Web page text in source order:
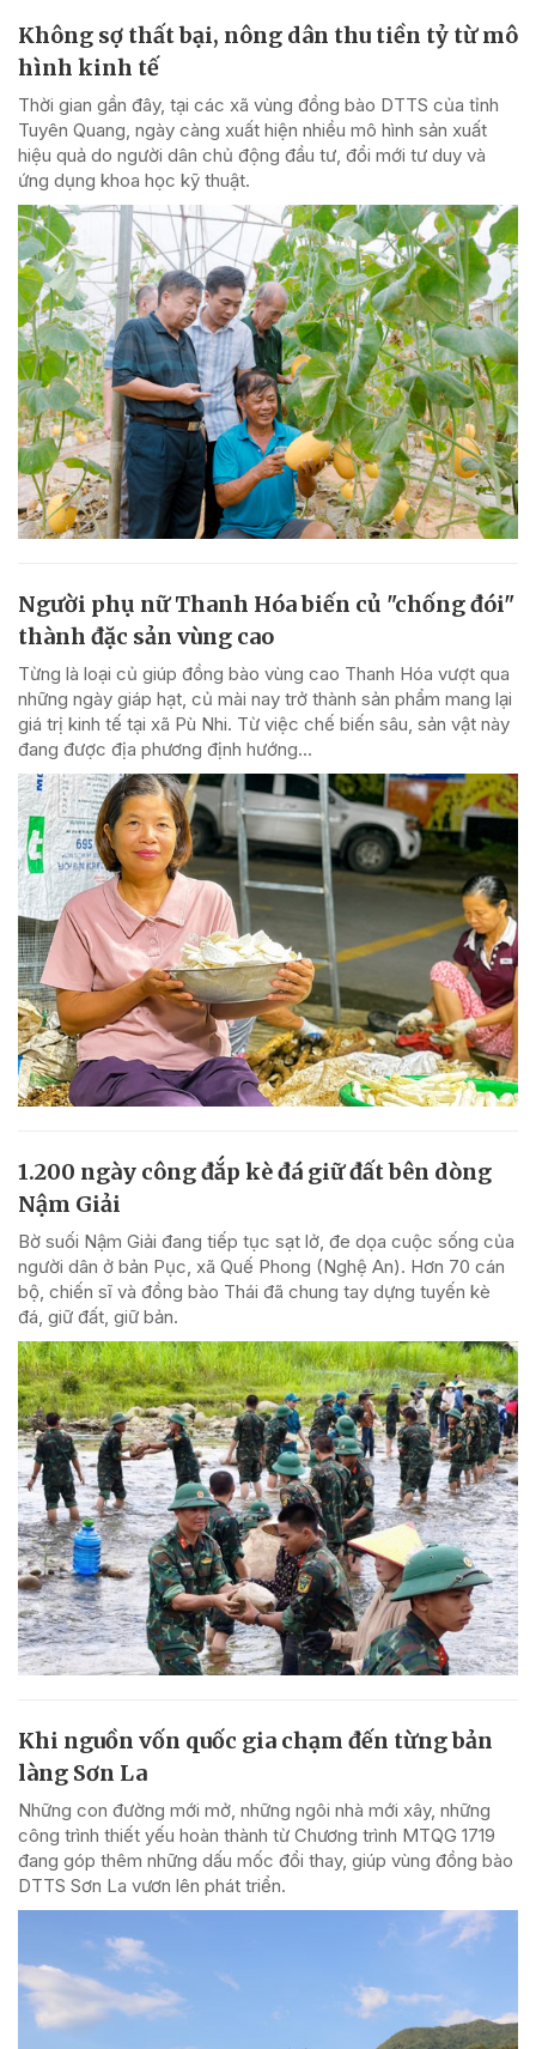
Không sợ thất bại, nông dân thu tiền tỷ từ mô
hình kinh tế
Thời gian gần đây, tại các xã vùng đồng bào DTTS của tỉnh
Tuyên Quang, ngày càng xuất hiện nhiều mô hình sản xuất
hiệu quả do người dân chủ động đầu tư, đổi mới tư duy và
ứng dụng khoa học kỹ thuật.
Người phụ nữ Thanh Hóa biến củ "chống đói"
thành đặc sản vùng cao
Từng là loại củ giúp đồng bào vùng cao Thanh Hóa vượt qua
những ngày giáp hạt, củ mài nay trở thành sản phẩm mang lại
giá trị kinh tế tại xã Pù Nhi. Từ việc chế biến sâu, sản vật này
đang được địa phương định hướng...
1.200 ngày công đắp kè đá giữ đất bên dòng
Nậm Giải
Bờ suối Nậm Giải đang tiếp tục sạt lở, đe dọa cuộc sống của
người dân ở bản Pục, xã Quế Phong (Nghệ An). Hơn 70 cán
bộ, chiến sĩ và đồng bào Thái đã chung tay dựng tuyến kè
đá, giữ đất, giữ bản.
Khi nguồn vốn quốc gia chạm đến từng bản
làng Sơn La
Những con đường mới mở, những ngôi nhà mới xây, những
công trình thiết yếu hoàn thành từ Chương trình MTQG 1719
đang góp thêm những dấu mốc đổi thay, giúp vùng đồng bào
DTTS Sơn La vươn lên phát triển.